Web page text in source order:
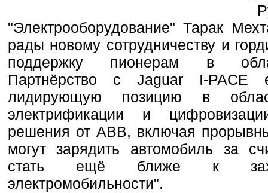
"Электрооборудование" Тарак
рады новому сотрудничеству и
поддержку пионерам в
Партнёрство с Jaguar I-PACE
лидирующую позицию в
электрификации и
решения от АВВ, включая
могут зарядить автомобиль за
стать ещё ближе к
электромобильности".